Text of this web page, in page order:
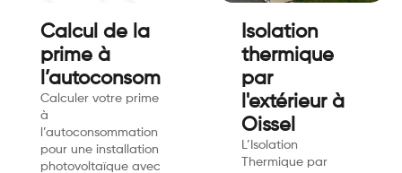
Calcul de la
prime à
l’autoconsommation
Calculer votre prime
à
l’autoconsommation
pour une installation
photovoltaïque avec
Isolation
thermique
par
l'extérieur à
Oissel
L’Isolation
Thermique par